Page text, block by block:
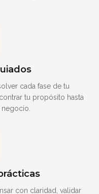
cada fase de tu
tu propósito hasta
con claridad, validar